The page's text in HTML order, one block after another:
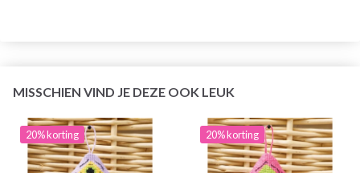
MISSCHIEN VIND JE DEZE OOK LEUK
20% korting 20% korting